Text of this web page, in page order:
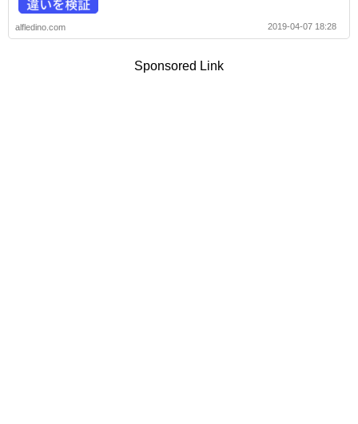
alfledino.com 2019-04-07 18:28
Sponsored Link